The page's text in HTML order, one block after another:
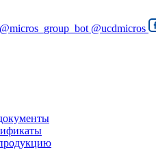
@micros_group_bot @ucdmicros